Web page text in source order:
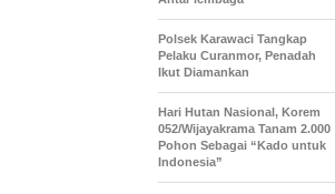
Polsek Karawaci Tangkap
Pelaku Curanmor, Penadah
Ikut Diamankan
Hari Hutan Nasional, Korem
052/Wijayakrama Tanam 2.000
Pohon Sebagai “Kado untuk
Indonesia”